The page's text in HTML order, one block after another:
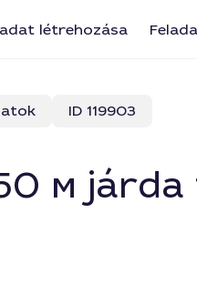
létrehozása
ID 119903
м